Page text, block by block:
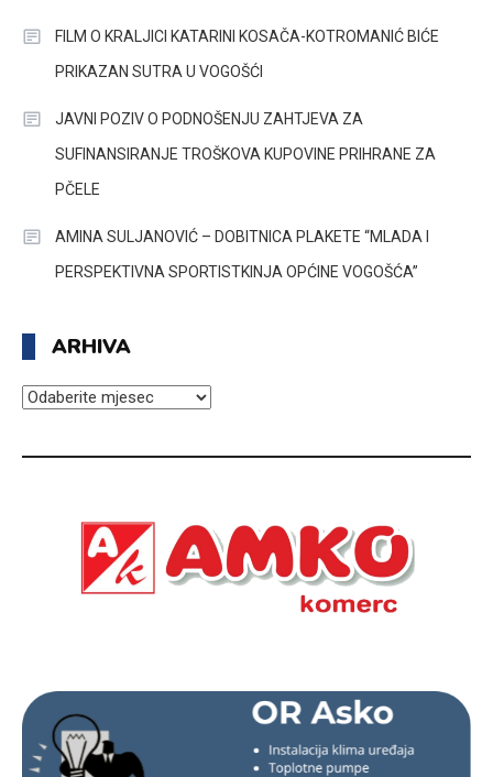
FILM O KRALJICI KATARINI KOSAČA-KOTROMANIĆ BIĆE
PRIKAZAN SUTRA U VOGOŠĆI
JAVNI POZIV O PODNOŠENJU ZAHTJEVA ZA
SUFINANSIRANJE TROŠKOVA KUPOVINE PRIHRANE ZA
PČELE
AMINA SULJANOVIĆ – DOBITNICA PLAKETE “MLADA I
PERSPEKTIVNA SPORTISTKINJA OPĆINE VOGOŠĆA”
ARHIVA
ARHIVA